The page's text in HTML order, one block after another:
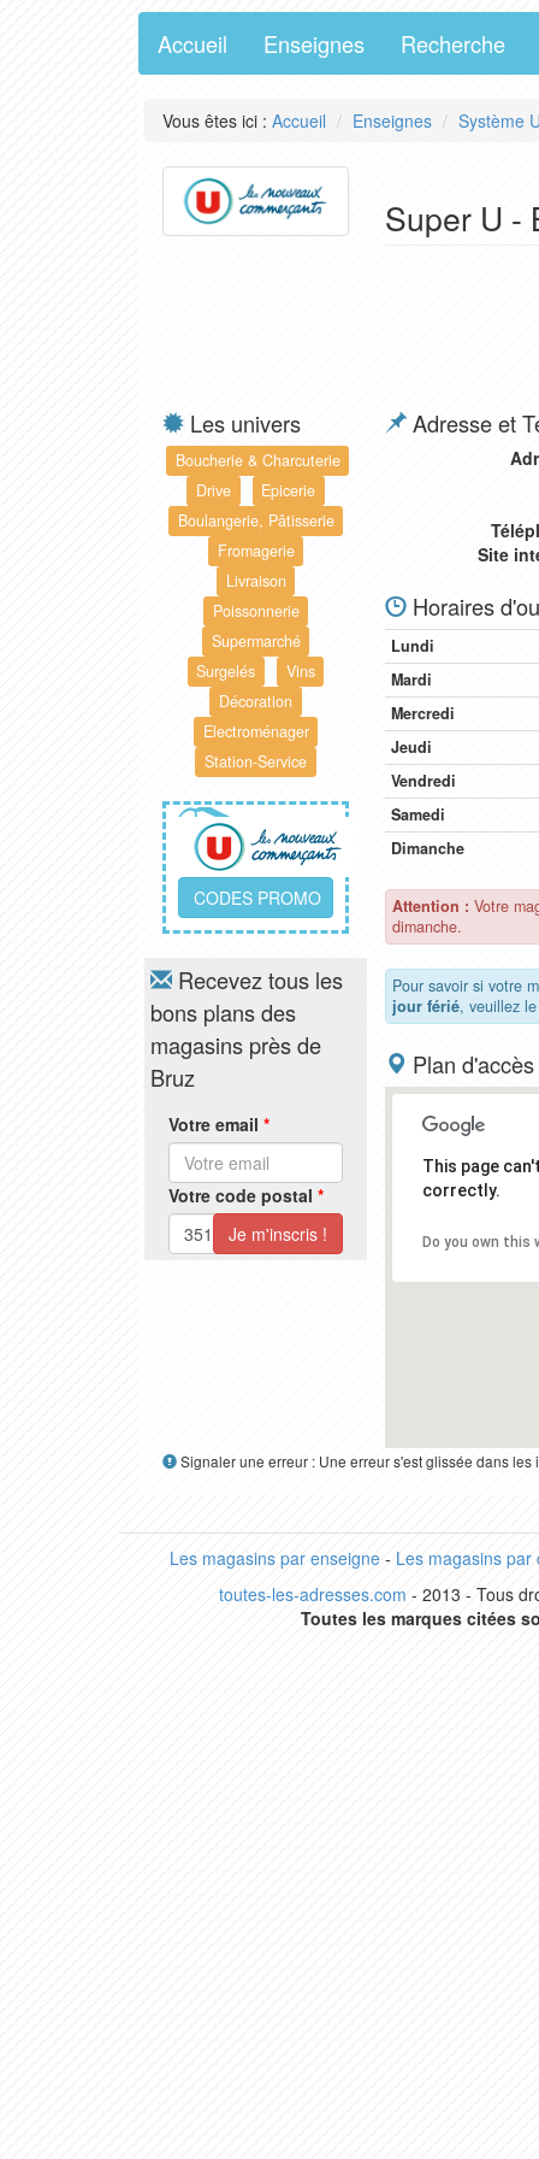
Accueil Enseignes Recherche
Vous êtes ici : Accueil Enseignes Système
Super U -
Les univers
Boucherie & Charcuterie
Drive
Epicerie
Boulangerie, Pâtisserie
Fromagerie
Livraison
Poissonnerie
Supermarché
Surgelés
Vins
Décoration
Electroménager
Station-Service
CODES PROMO
Recevez tous les
bons plans des
magasins près de
Bruz
Votre email *
Votre code postal *
Adresse et
Site
Horaires
Lundi
Mardi
Mercredi
Jeudi
Vendredi
Samedi
Dimanche
Attention : Votre
dimanche.
Pour savoir si votre
jour férié, veuillez
Plan d'accès
This page
correctly.
Do you own this
Signaler une erreur : Une erreur s'est glissée dans
Les magasins par enseigne- Les magasins par
toutes-les-adresses.com - 2013 - Tous
Toutes les marques citées